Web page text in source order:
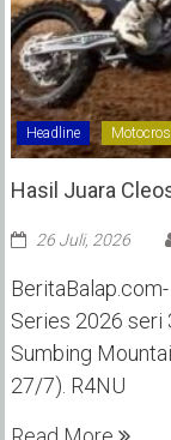
Headline
Hasil Juara
26 Juli, 2026
Series 2026 seri
Sumbing
27/7). R4NU